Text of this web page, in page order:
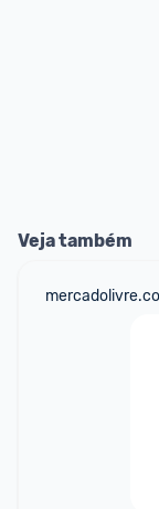
Veja também